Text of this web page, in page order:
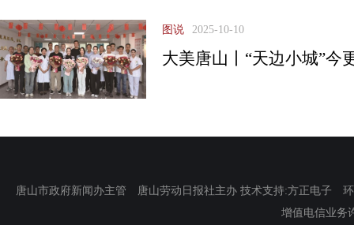
图说 2025-10-10
大美唐山丨“天边小城”今
唐山市政府新闻办主管 唐山劳动日报社主办 技术支持:方正电子
增值电信业务